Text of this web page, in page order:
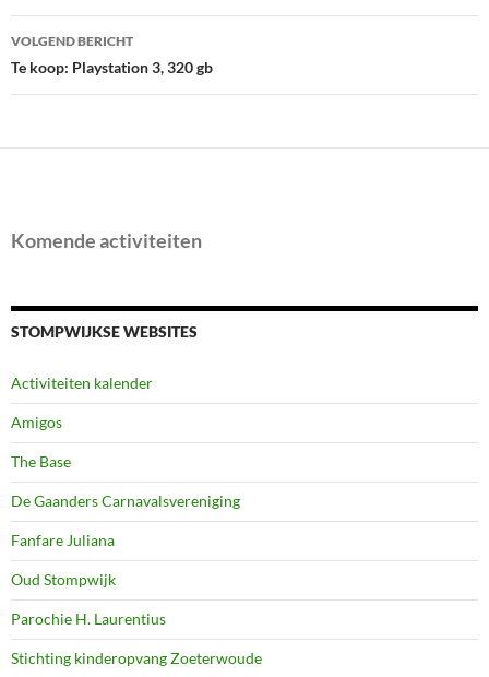
VOLGEND BERICHT
Te koop: Playstation 3, 320 gb
Komende activiteiten
STOMPWIJKSE WEBSITES
Activiteiten kalender
Amigos
The Base
De Gaanders Carnavalsvereniging
Fanfare Juliana
Oud Stompwijk
Parochie H. Laurentius
Stichting kinderopvang Zoeterwoude